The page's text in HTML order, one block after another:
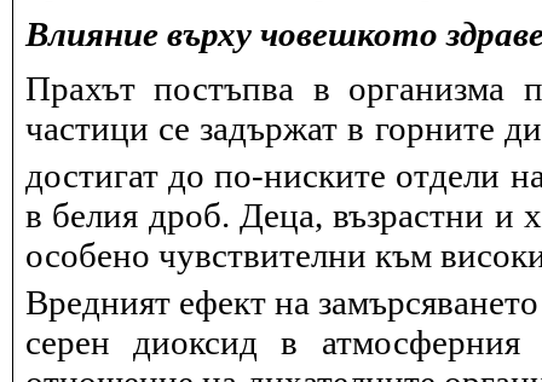
Влияние върху човешкото
Прахът постъпва в организма
частици се задържат в горните
достигат до по-ниските отдели
в белия дроб. Деца, възрастни и
особено чувствителни към
Вредният ефект на
серен диоксид в атмосферния